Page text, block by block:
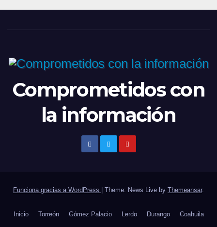
Comprometidos con
la información
Funciona gracias a WordPress | Theme: News Live by Themeansar.
Inicio Torreón Gómez Palacio Lerdo Durango Coahuila